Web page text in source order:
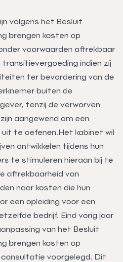
volgens het Besluit
brengen kosten op
voorwaarden aftrekbaar
transitievergoeding indien zij
ter bevordering van de
buiten de
tenzij de verworven
aangewend om een
te oefenen.Het kabinet wil
ontwikkelen tijdens hun
te stimuleren hieraan bij te
aftrekbaarheid van
naar kosten die hun
een opleiding voor een
bedrijf. Eind vorig jaar
van het Besluit
brengen kosten op
voorgelegd. Dit